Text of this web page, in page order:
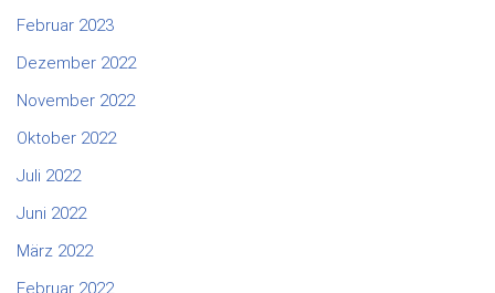
Februar 2023
Dezember 2022
November 2022
Oktober 2022
Juli 2022
Juni 2022
März 2022
Februar 2022